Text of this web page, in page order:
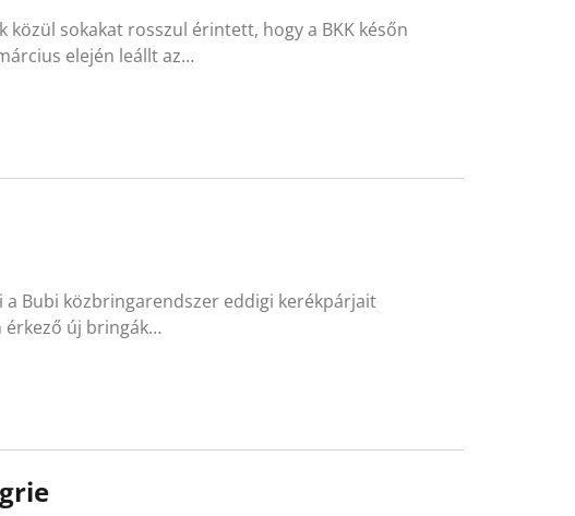
sokakat rosszul érintett, hogy a BKK későn
elején leállt az…
Bubi közbringarendszer eddigi kerékpárjait
érkező új bringák…